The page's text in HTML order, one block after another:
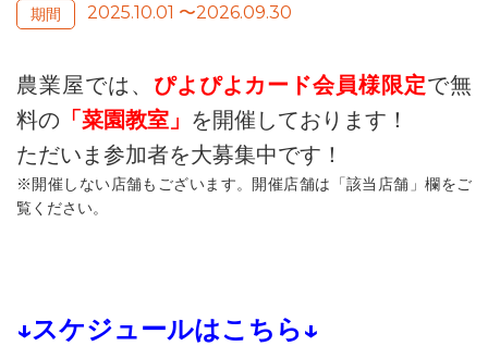
2025.10.01 〜2026.09.30
農業屋では、 ぴよぴよカード会員様限定で無
料の 「菜園教室」 を開催しております！
ただいま参加者を大募集中です！
※開催しない店舗もございます。開催店舗は「該当店舗」欄をご
覧ください。
↓スケジュールはこちら↓